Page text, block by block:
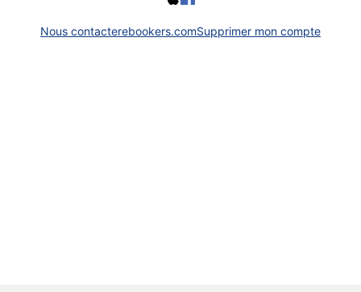
Nous contacterebookers.comSupprimer mon compte